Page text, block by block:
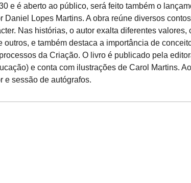
e é aberto ao público, será feito também o
Daniel Lopes Martins. A obra reúne diversos
Nas histórias, o autor exalta diferentes valores,
e também destaca a importância de
da Criação. O livro é publicado pela
e conta com ilustrações de Carol Martins.
e sessão de autógrafos.